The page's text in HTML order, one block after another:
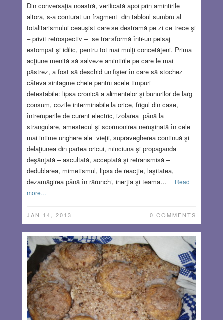
Din conversaţia noastră, verificată apoi prin amintirile
altora, s-a conturat un fragment din tabloul sumbru al
totalitarismului ceauşist care se destramă pe zi ce trece şi
– privit retrospectiv – se transformă într-un peisaj
estompat şi idilic, pentru tot mai mulţi concetăţeni. Prima
acţiune menită să salveze amintirile pe care le mai
păstrez, a fost să deschid un fişier în care să stochez
câteva sintagme cheie pentru acele timpuri
detestabile: lipsa cronică a alimentelor şi bunurilor de larg
consum, cozile interminabile la orice, frigul din case,
întreruperile de curent electric, izolarea până la
strangulare, amestecul şi scormonirea neruşinată în cele
mai intime unghere ale vieţii, supravegherea continuă şi
delaţiunea din partea oricui, minciuna şi propaganda
deşănţată – ascultată, acceptată şi retransmisă –
dedublarea, mimetismul, lipsa de reacţie, laşitatea,
dezamăgirea până în rărunchi, inerţia şi teama…
Read
more…
JAN 14, 2013 0 COMMENTS